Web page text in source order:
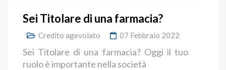
Sei Titolare di una farmacia?
Credito agevolato 07 Febbraio 2022
Sei Titolare di una farmacia? Oggi il tuo
ruolo è importante nella società